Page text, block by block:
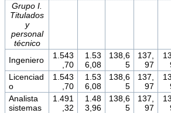
Grupo I.
Titulados
y
personal
técnico
Ingeniero
1.543
,70
1.53
6,08
138,6
5
137,
97
Licenciad
o
1.543
,70
1.53
6,08
138,6
5
137,
97
Analista
sistemas
1.491
,32
1.48
3,96
138,6
5
137,
97